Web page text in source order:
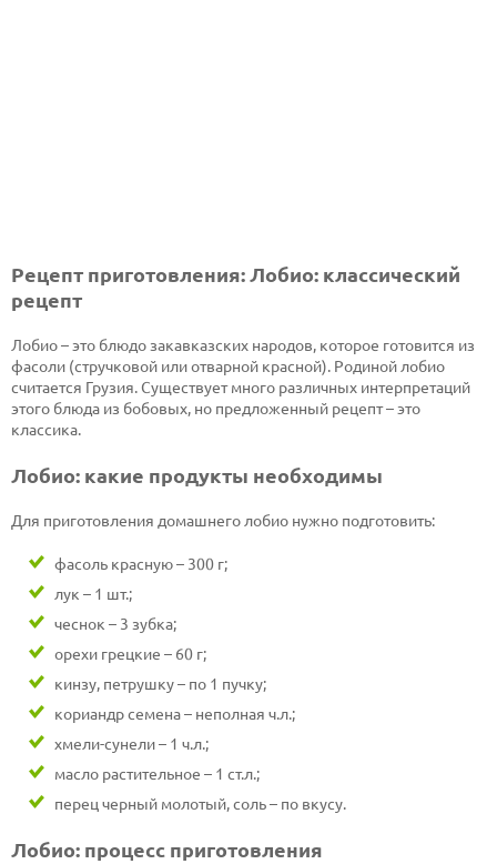
Рецепт приготовления: Лобио: классический
рецепт
Лобио – это блюдо закавказских народов, которое готовится из
фасоли (стручковой или отварной красной). Родиной лобио
считается Грузия. Существует много различных интерпретаций
этого блюда из бобовых, но предложенный рецепт – это
классика.
Лобио: какие продукты необходимы
Для приготовления домашнего лобио нужно подготовить:
фасоль красную – 300 г;
лук – 1 шт.;
чеснок – 3 зубка;
орехи грецкие – 60 г;
кинзу, петрушку – по 1 пучку;
кориандр семена – неполная ч.л.;
хмели-сунели – 1 ч.л.;
масло растительное – 1 ст.л.;
перец черный молотый, соль – по вкусу.
Лобио: процесс приготовления